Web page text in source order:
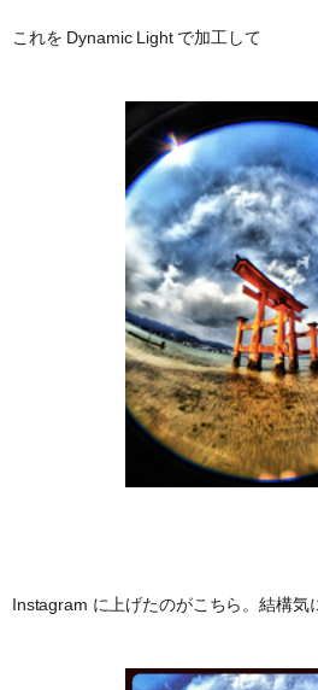
これを Dynamic Light で加工して
Instagram に上げたのがこちら。結構気